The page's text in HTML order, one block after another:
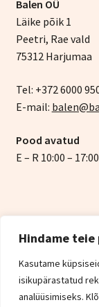
Hindame
Kasutame
isikupärastatud
analüüsimiseks.
Balen OÜ
Läike põik 1
Peetri, Rae vald
75312 Harjumaa
Tel: +372 6000
E-mail:
Pood avatud
E – R 10:00 – 17:00
© Balen 2026